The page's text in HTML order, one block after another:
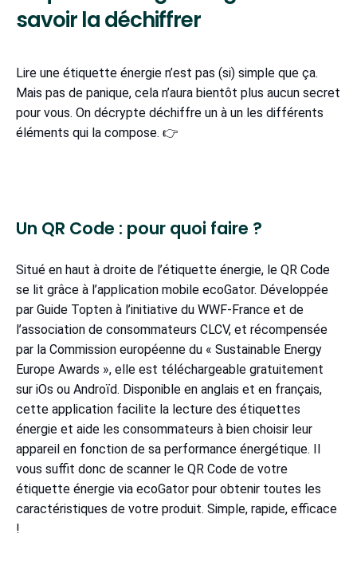
savoir la déchiffrer
Lire une étiquette énergie n’est pas (si) simple que ça.
Mais pas de panique, cela n’aura bientôt plus aucun secret
pour vous. On décrypte déchiffre un à un les différents
éléments qui la compose. 👉
Un QR Code : pour quoi faire ?
Situé en haut à droite de l’étiquette énergie, le QR Code
se lit grâce à l’application mobile ecoGator. Développée
par Guide Topten à l’initiative du WWF-France et de
l’association de consommateurs CLCV, et récompensée
par la Commission européenne du « Sustainable Energy
Europe Awards », elle est téléchargeable gratuitement
sur iOs ou Androïd. Disponible en anglais et en français,
cette application facilite la lecture des étiquettes
énergie et aide les consommateurs à bien choisir leur
appareil en fonction de sa performance énergétique. Il
vous suffit donc de scanner le QR Code de votre
étiquette énergie via ecoGator pour obtenir toutes les
caractéristiques de votre produit. Simple, rapide, efficace
!